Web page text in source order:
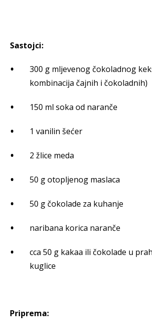
Sastojci:
300 g mljevenog čokoladnog
kombinacija čajnih i čokoladnih)
150 ml soka od naranče
1 vanilin šećer
2 žlice meda
50 g otopljenog maslaca
50 g čokolade za kuhanje
naribana korica naranče
cca 50 g kakaa ili čokolade u
kuglice
Priprema: